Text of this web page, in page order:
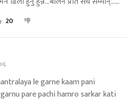
20
le garne kaam pani
pare pachi hamro sarkar kati